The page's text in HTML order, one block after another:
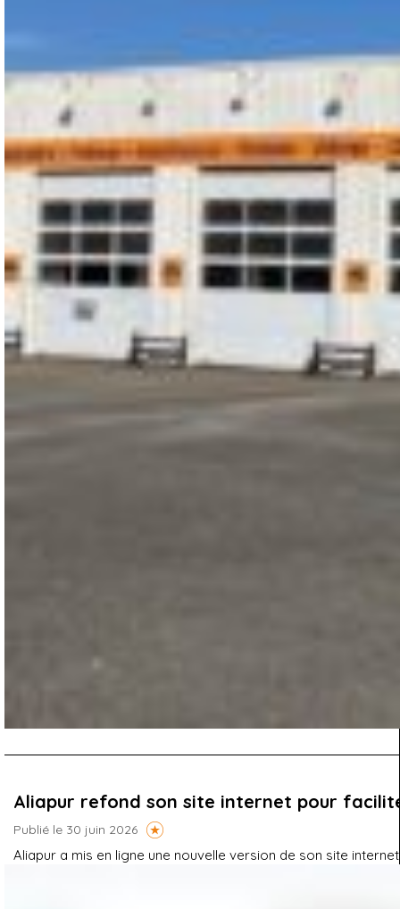
Aliapur refond son site internet pour
Publié le 30 juin 2026
Aliapur a mis en ligne une nouvelle version de son site